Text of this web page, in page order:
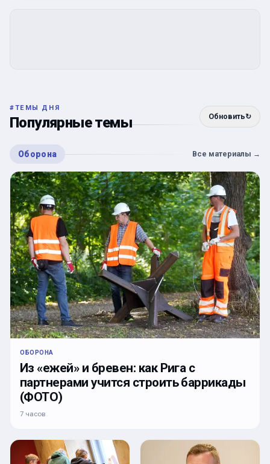
#ТЕМЫ ДНЯ
Популярные темы Обновить↻
Оборона Все материалы →
ОБОРОНА
Из «ежей» и бревен: как Рига с
партнерами учится строить баррикады
(ФОТО)
7 часов